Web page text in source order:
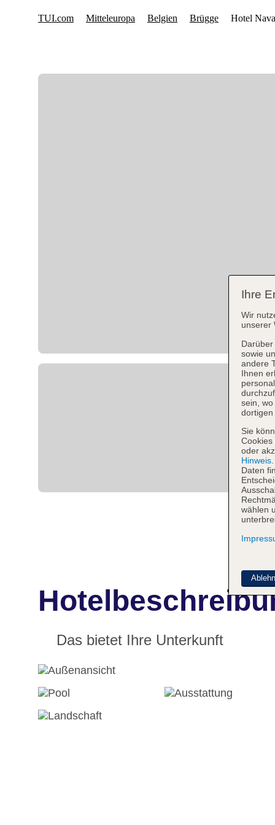
Das bietet Ihre Unterkunft
Ihre
Wir
unserer
sowie
andere
Ihnen
sein,
dortigen
Sie
Cookies
oder
Hinweis
Daten
wählen